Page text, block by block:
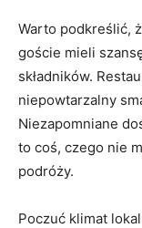
Warto​ podkreślić,
goście⁤ mieli
składników.
niepowtarzalny
Niezapomniane
to coś, czego nie
podróży.
Poczuć klimat